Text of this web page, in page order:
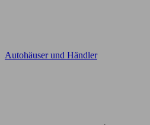
Autohäuser und Händler